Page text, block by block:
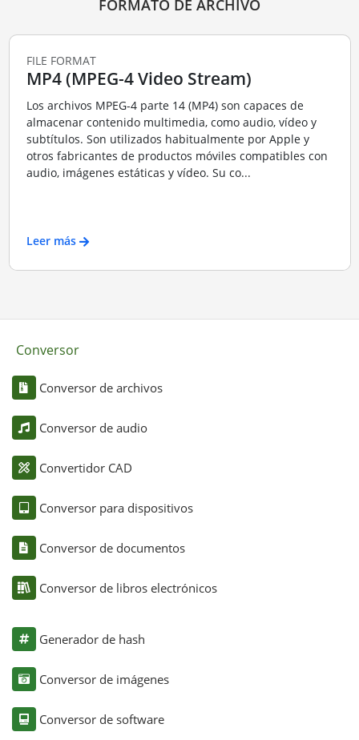
FORMATO DE ARCHIVO
FILE FORMAT
MP4 (MPEG-4 Video Stream)
Los archivos MPEG-4 parte 14 (MP4) son capaces de
almacenar contenido multimedia, como audio, vídeo y
subtítulos. Son utilizados habitualmente por Apple y
otros fabricantes de productos móviles compatibles con
audio, imágenes estáticas y vídeo. Su co...
Leer más
Conversor
Conversor de archivos
Conversor de audio
Convertidor CAD
Conversor para dispositivos
Conversor de documentos
Conversor de libros electrónicos
Generador de hash
Conversor de imágenes
Conversor de software